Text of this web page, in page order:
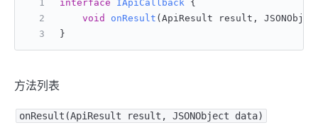
interface IApiCallback {
void
onResult (ApiResult result,
}
方法列表
onResult(ApiResult result, JSONObject data)